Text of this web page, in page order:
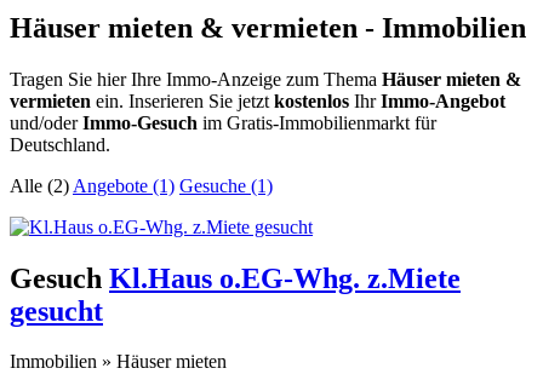
Häuser mieten & vermieten - Immobilien
Tragen Sie hier Ihre Immo-Anzeige zum Thema Häuser mieten &
vermieten ein. Inserieren Sie jetzt kostenlos IhrImmo-Angebot
und/oderImmo-Gesuch im Gratis-Immobilienmarkt für
Deutschland.
Alle (2) Angebote (1) Gesuche (1)
Gesuch Kl.Haus o.EG-Whg. z.Miete
gesucht
Immobilien » Häuser mieten